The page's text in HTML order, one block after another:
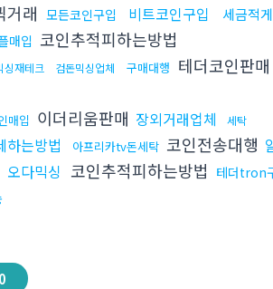
거래 모든코인구입 비트코인구입
세금적
매입 코인추적피하는방법
싱재테크 검돈믹싱업체 구매대행 테더코인판매
매입 이더리움판매 장외거래업체 세탁
하는방법 아프리카tv돈세탁 코인전송대행
오다믹싱 코인추적피하는방법 테더tron
0